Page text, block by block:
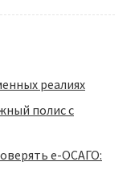
реалиях
полис с
е-ОСАГО: